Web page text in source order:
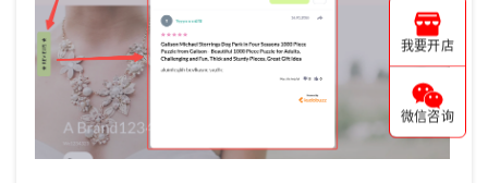
我要开店
微信咨询